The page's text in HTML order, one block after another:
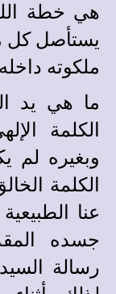
هي خطة
يستأصل كل
ملكوته
ما هي يد
الكلمة
وبغيره لم
الكلمة
عنا
جسده
رسالة